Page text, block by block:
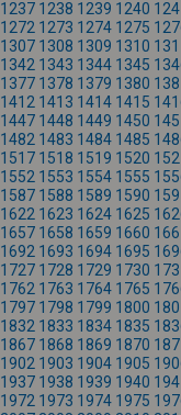
1237 1238 1239 1240
1272 1273 1274 1275
1307 1308 1309 1310
1342 1343 1344 1345
1377 1378 1379 1380
1412 1413 1414 1415
1447 1448 1449 1450
1482 1483 1484 1485
1517 1518 1519 1520
1552 1553 1554 1555
1587 1588 1589 1590
1622 1623 1624 1625
1657 1658 1659 1660
1692 1693 1694 1695
1727 1728 1729 1730
1762 1763 1764 1765
1797 1798 1799 1800
1832 1833 1834 1835
1867 1868 1869 1870
1902 1903 1904 1905
1937 1938 1939 1940
1972 1973 1974 1975